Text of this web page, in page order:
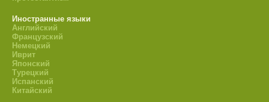
Иностранные языки
Английский
Французский
Немецкий
Иврит
Японский
Турецкий
Испанский
Китайский